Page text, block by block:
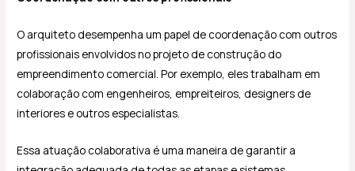
O arquiteto desempenha um papel de coordenação com outros
profissionais envolvidos no projeto de construção do
empreendimento comercial. Por exemplo, eles trabalham em
colaboração com engenheiros, empreiteiros, designers de
interiores e outros especialistas.
Essa atuação colaborativa é uma maneira de garantir a